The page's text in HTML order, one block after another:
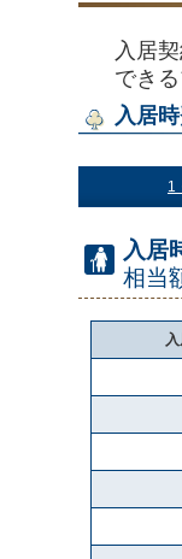
入居
でき
入居
1
入居
相当